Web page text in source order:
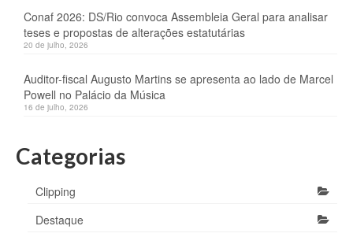
Conaf 2026: DS/Rio convoca Assembleia Geral para analisar
teses e propostas de alterações estatutárias
20 de julho, 2026
Auditor-fiscal Augusto Martins se apresenta ao lado de Marcel
Powell no Palácio da Música
16 de julho, 2026
Categorias
Clipping
Destaque